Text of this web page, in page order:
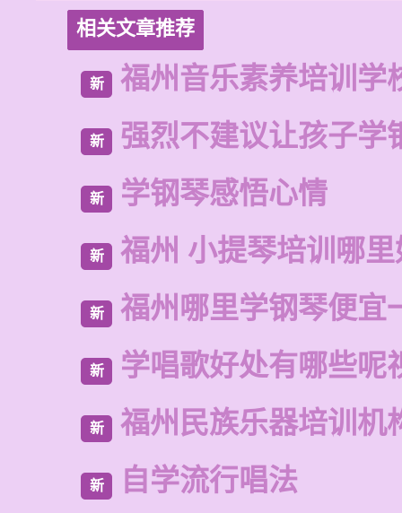
相关文章推荐
新 福州音乐素养培训学
新 强烈不建议让孩子学
新 学钢琴感悟心情
新 福州 小提琴培训哪
新 福州哪里学钢琴便宜
新 学唱歌好处有哪些呢
新 福州民族乐器培训机
新 自学流行唱法